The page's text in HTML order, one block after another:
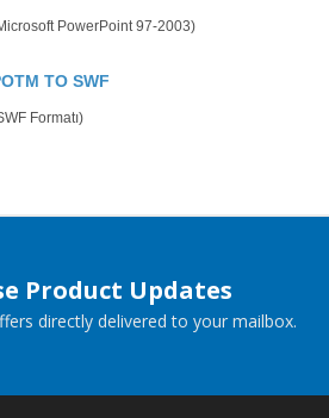
PowerPoint 97-2003)
TO SWF
Formatı)
Product Updates
directly delivered to your mailbox.